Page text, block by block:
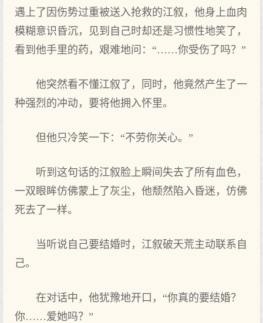
遇上了因伤势过重被送入抢救的江叙，他身上血肉
模糊意识昏沉，见到自己时却还是习惯性地笑了，
看到他手里的药，艰难地问：“……你受伤了吗？”
他突然看不懂江叙了，同时，他竟然产生了一
种强烈的冲动，要将他拥入怀里。
但他只冷笑一下：“不劳你关心。”
听到这句话的江叙脸上瞬间失去了所有血色，
一双眼眸仿佛蒙上了灰尘，他颓然陷入昏迷，仿佛
死去了一样。
当听说自己要结婚时，江叙破天荒主动联系自
己。
在对话中，他犹豫地开口，“你真的要结婚？
你……爱她吗？”